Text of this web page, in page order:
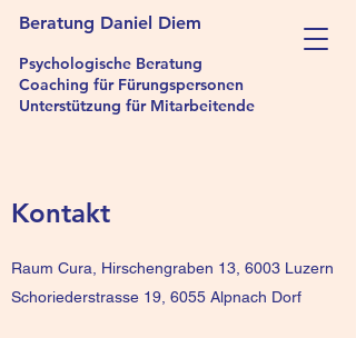
Beratung Daniel Diem
Psychologische Beratung
Coaching für Fürungspersonen
Unterstützung für Mitarbeitende
Kontakt
Raum Cura, Hirschengraben 13, 6003 Luzern
Schoriederstrasse 19, 6055 Alpnach Dorf